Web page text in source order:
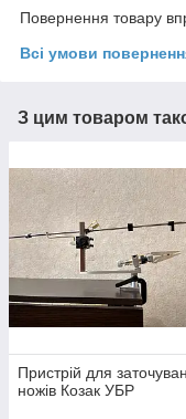
Повернення товару
Всі умови
З цим товаром
Пристрій для
ножів Козак УБР